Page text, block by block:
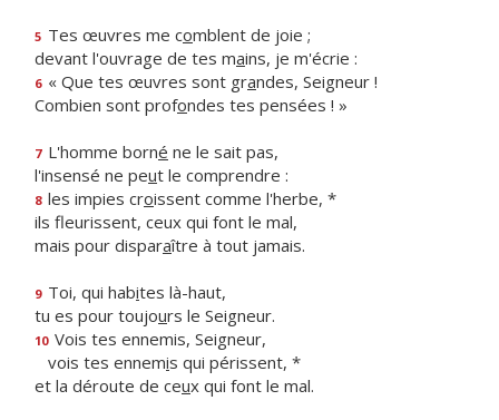
5 Tes œuvres me comblent de joie ;
devant l'ouvrage de tes mains, je m'écrie :
6 « Que tes œuvres sont grandes, Seigneur !
Combien sont profondes tes pensées ! »
7 L'homme borné ne le sait pas,
l'insensé ne peut le comprendre :
8 les impies croissent comme l'herbe, *
ils fleurissent, ceux qui font le mal,
mais pour disparaître à tout jamais.
9 Toi, qui habites là-haut,
tu es pour toujours le Seigneur.
10 Vois tes ennemis, Seigneur,
vois tes ennemis qui périssent, *
et la déroute de ceux qui font le mal.